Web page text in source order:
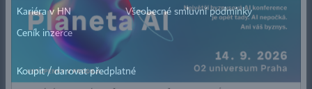
Kariéra v HN
Ceník inzerce
Všeobecné smluvní podmínky
Koupit / darovat předplatné